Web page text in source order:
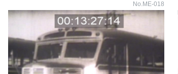
No.ME-018